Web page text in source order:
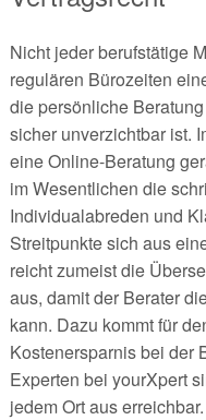
Nicht jeder berufstätige
regulären Bürozeiten
die persönliche
sicher unverzichtbar ist.
eine Online-Beratung
im Wesentlichen die
Individualabreden und
Streitpunkte sich aus
reicht zumeist die
aus, damit der Berater
kann. Dazu kommt für
Kostenersparnis bei der
Experten bei yourXpert
jedem Ort aus erreichbar.